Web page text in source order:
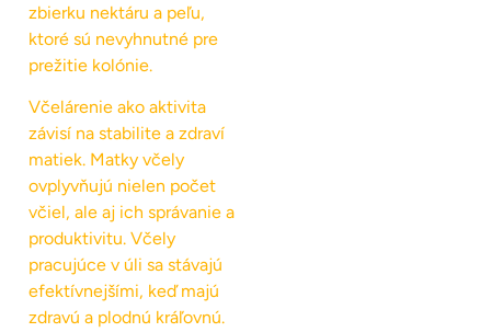
zbierku nektáru a peľu,
ktoré sú nevyhnutné pre
prežitie kolónie.
Včelárenie ako aktivita
závisí na stabilite a zdraví
matiek. Matky včely
ovplyvňujú nielen počet
včiel, ale aj ich správanie a
produktivitu. Včely
pracujúce v úli sa stávajú
efektívnejšími, keď majú
zdravú a plodnú kráľovnú.